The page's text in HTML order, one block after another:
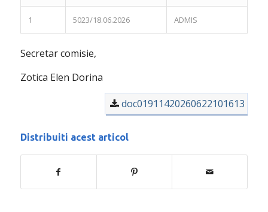
1 5023/18.06.2026 ADMIS
Secretar comisie,
Zotica Elen Dorina
doc01911420260622101613
Distribuiti acest articol